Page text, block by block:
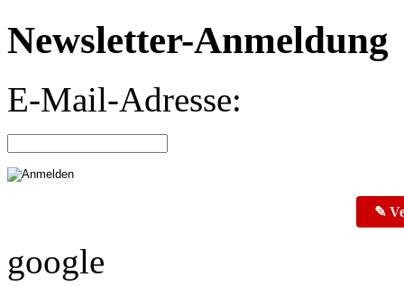
Newsletter-Anmeldung
E-Mail-Adresse:
✎
google